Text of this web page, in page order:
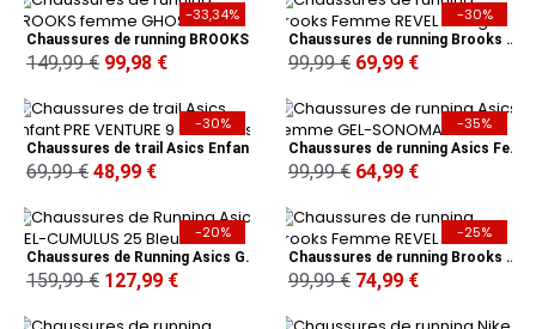
-33,34%
149,99 € 99,98 €
-30%
Chaussures de running Brooks Femme REVEL 7 Beiges
99,99 € 69,99 €
-30%
69,99 € 48,99 €
-35%
Chaussures de running Asics Femme GEL-SONOMA 7 Noires
99,99 € 64,99 €
-20%
Chaussures de Running Asics GEL-CUMULUS 25 Bleues
159,99 € 127,99 €
-25%
Chaussures de running Brooks Femme REVEL 7 Roses
99,99 € 74,99 €